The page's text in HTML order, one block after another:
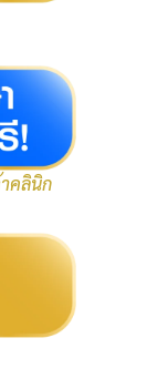
คลินิก